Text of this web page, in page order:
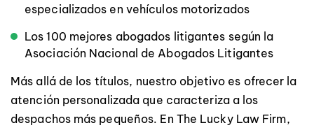
especializados en vehículos motorizados
Los 100 mejores abogados litigantes según la
Asociación Nacional de Abogados Litigantes
Más allá de los títulos, nuestro objetivo es ofrecer la
atención personalizada que caracteriza a los
despachos más pequeños. En The Lucky Law Firm,